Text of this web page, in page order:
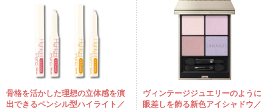
骨格を活かした理想の立体感を演
出できるペンシル型ハイライト／
ヴィンテージジュエリーのように
眼差しを飾る新色アイシャドウ／